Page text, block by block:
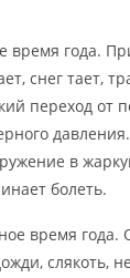
время года.
снег тает,
переход от
в
болеть.
время
слякоть,